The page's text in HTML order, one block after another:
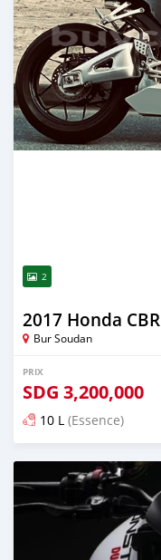
2
2017 Honda CBR
Bur Soudan
PRIX
SDG 3,200,000
10 L (Essence)
Publié il y a presque 2 ans